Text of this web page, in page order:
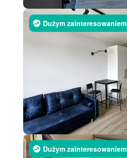
Dużym zainteresowaniem
Dużym zainteresowaniem